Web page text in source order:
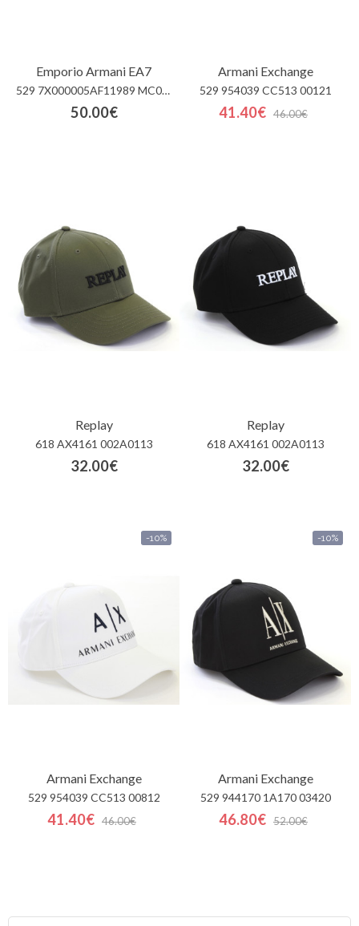
Homem
nós
Contactos
Emporio Armani EA7
529 7X000005AF11989 MC021
50.00€
Armani Exchange
529 954039 CC513 00121
41.40€ 46.00€
Replay
618 AX4161 002A0113
32.00€
Replay
618 AX4161 002A0113
32.00€
-10%
Armani Exchange
529 954039 CC513 00812
41.40€ 46.00€
-10%
Armani Exchange
529 944170 1A170 03420
46.80€ 52.00€